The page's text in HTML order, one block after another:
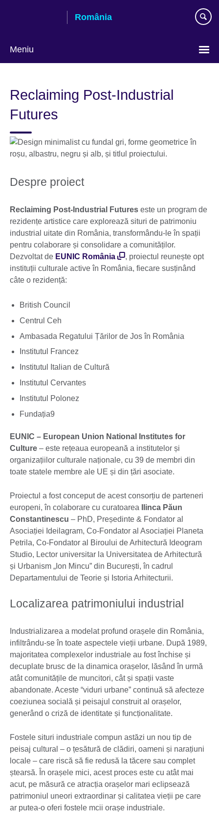
România
Meniu
Reclaiming Post-Industrial
Futures
Despre proiect
Reclaiming Post-Industrial Futures este un program de
rezidențe artistice care explorează situri de patrimoniu
industrial uitate din România, transformându-le în spații
pentru colaborare și consolidare a comunităților.
Dezvoltat de EUNIC România
, proiectul reunește opt
instituții culturale active în România, fiecare susținând
câte o rezidență:
British Council
Centrul Ceh
Ambasada Regatului Țărilor de Jos în România
Institutul Francez
Institutul Italian de Cultură
Institutul Cervantes
Institutul Polonez
Fundația9
EUNIC – European Union National Institutes for
Culture – este rețeaua europeană a institutelor și
organizațiilor culturale naționale, cu 39 de membri din
toate statele membre ale UE și din țări asociate.
Proiectul a fost conceput de acest consorțiu de parteneri
europeni, în colaborare cu curatoarea
Ilinca Păun
Constantinescu – PhD, Președinte & Fondator al
Asociației Ideilagram, Co-Fondator al Asociației Planeta
Petrila, Co-Fondator al Biroului de Arhitectură Ideogram
Studio, Lector universitar la Universitatea de Arhitectură
și Urbanism „Ion Mincu” din București, în cadrul
Departamentului de Teorie și Istoria Arhitecturii.
Localizarea patrimoniului industrial
Industrializarea a modelat profund orașele din România,
infiltrându-se în toate aspectele vieții urbane. După 1989,
majoritatea complexelor industriale au fost închise și
decuplate brusc de la dinamica orașelor, lăsând în urmă
atât comunitățile de muncitori, cât și spații vaste
abandonate. Aceste “viduri urbane” continuă să afecteze
coeziunea socială și peisajul construit al orașelor,
generând o criză de identitate și funcționalitate.
Fostele situri industriale compun astăzi un nou tip de
peisaj cultural – o țesătură de clădiri, oameni și narațiuni
locale – care riscă să fie redusă la tăcere sau complet
ștearsă. În orașele mici, acest proces este cu atât mai
acut, pe măsură ce atracția orașelor mari eclipsează
patrimoniul uneori extraordinar și calitatea vieții pe care
ar putea-o oferi fostele mcii orașe industriale.